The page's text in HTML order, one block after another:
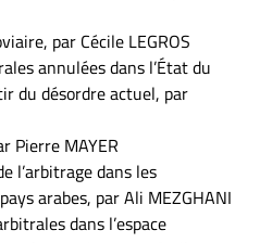
par Cécile LEGROS
annulées dans l’État du
du désordre actuel, par
Pierre MAYER
l’arbitrage dans les
arabes, par Ali MEZGHANI
dans l’espace